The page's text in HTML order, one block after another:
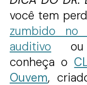
você tem
zumbido no
auditivo ou
conheça o
Ouvem,